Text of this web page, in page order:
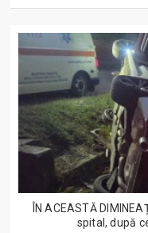
ÎN ACEASTĂ
spital, după